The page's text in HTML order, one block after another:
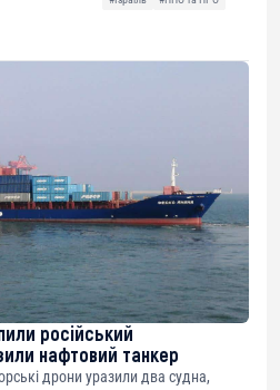
російський
нафтовий танкер
дрони уразили два судна,